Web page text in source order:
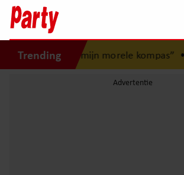
Trending
“Mijn zus is mijn morele kompas”•